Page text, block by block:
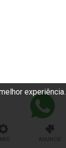
experiência.
ANUNCIE